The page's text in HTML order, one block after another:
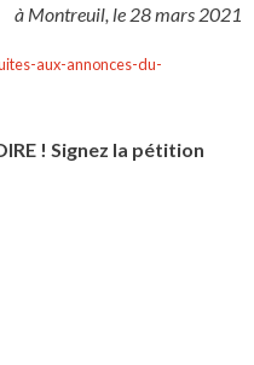
à Montreuil, le 28 mars 2021
aux-annonces-du-
! Signez la pétition